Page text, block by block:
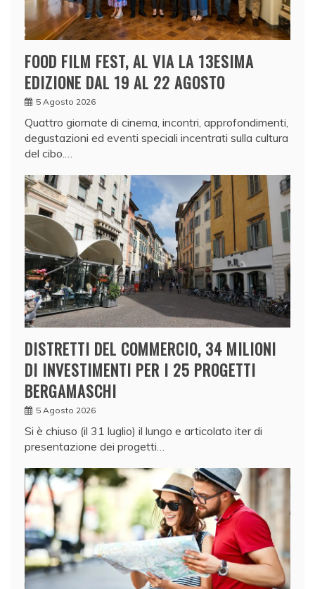
FOOD FILM FEST, AL VIA LA 13ESIMA
EDIZIONE DAL 19 AL 22 AGOSTO
5 Agosto 2026
Quattro giornate di cinema, incontri, approfondimenti,
degustazioni ed eventi speciali incentrati sulla cultura
del cibo.…
DISTRETTI DEL COMMERCIO, 34 MILIONI
DI INVESTIMENTI PER I 25 PROGETTI
BERGAMASCHI
5 Agosto 2026
Si è chiuso (il 31 luglio) il lungo e articolato iter di
presentazione dei progetti…